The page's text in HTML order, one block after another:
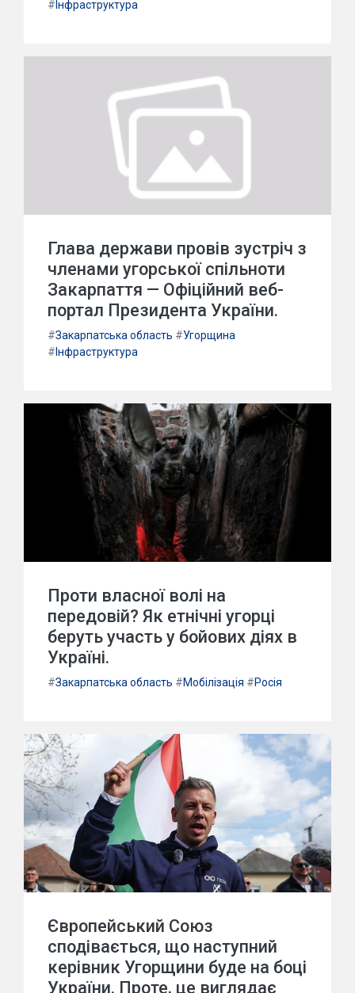
# Інфраструктура
Глава держави провів зустріч з
членами угорської спільноти
Закарпаття — Офіційний веб-
портал Президента України.
#Закарпатська область #Угорщина
# Інфраструктура
Проти власної волі на
передовій? Як етнічні угорці
беруть участь у бойових діях в
Україні.
#Закарпатська область #Мобілізація #Росія
Європейський Союз
сподівається, що наступний
керівник Угорщини буде на боці
України. Проте, це виглядає